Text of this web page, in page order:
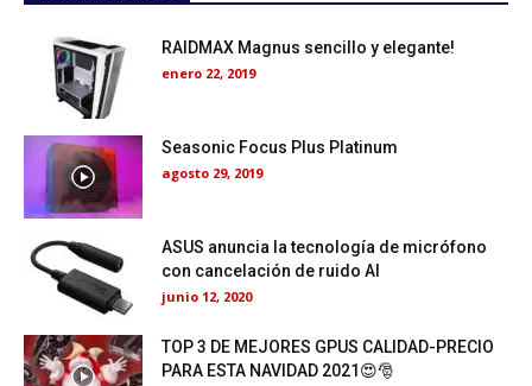
RAIDMAX Magnus sencillo y elegante!
enero 22, 2019
Seasonic Focus Plus Platinum
agosto 29, 2019
ASUS anuncia la tecnología de micrófono
con cancelación de ruido AI
junio 12, 2020
TOP 3 DE MEJORES GPUS CALIDAD-PRECIO
PARA ESTA NAVIDAD 2021😍🎅